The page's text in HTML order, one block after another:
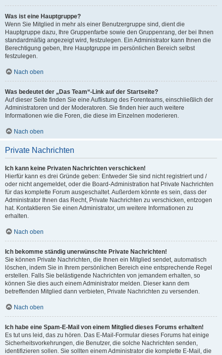
Was ist eine Hauptgruppe?
Wenn Sie Mitglied in mehr als einer Benutzergruppe sind, dient die
Hauptgruppe dazu, Ihre Gruppenfarbe sowie den Gruppenrang, der bei Ihnen
standardmäßig angezeigt wird, festzulegen. Ein Administrator kann Ihnen die
Berechtigung geben, Ihre Hauptgruppe im persönlichen Bereich selbst
festzulegen.
Nach oben
Was bedeutet der „Das Team“-Link auf der Startseite?
Auf dieser Seite finden Sie eine Auflistung des Forenteams, einschließlich der
Administratoren und der Moderatoren. Sie finden hier auch weitere
Informationen wie die Foren, die diese im Einzelnen moderieren.
Nach oben
Private Nachrichten
Ich kann keine Privaten Nachrichten verschicken!
Hierfür kann es drei Gründe geben: Entweder Sie sind nicht registriert und /
oder nicht angemeldet, oder die Board-Administration hat Private Nachrichten
für das komplette Forum ausgeschaltet. Außerdem könnte es sein, dass der
Administrator Ihnen das Recht, Private Nachrichten zu verschicken, entzogen
hat. Kontaktieren Sie einen Administrator, um weitere Informationen zu
erhalten.
Nach oben
Ich bekomme ständig unerwünschte Private Nachrichten!
Sie können Private Nachrichten, die Ihnen ein Mitglied sendet, automatisch
löschen, indem Sie in Ihrem persönlichen Bereich eine entsprechende Regel
erstellen. Falls Sie belästigende Nachrichten von jemandem erhalten, so
können Sie dies auch einem Administrator melden. Dieser kann dem
betreffenden Mitglied dann verbieten, Private Nachrichten zu versenden.
Nach oben
Ich habe eine Spam-E-Mail von einem Mitglied dieses Forums erhalten!
Es tut uns leid, das zu hören. Das E-Mail-Formular dieses Forums hat einige
Sicherheitsvorkehrungen, die Benutzer, die solche Nachrichten senden,
identifizieren sollen. Sie sollten einem Administrator die komplette E-Mail, die